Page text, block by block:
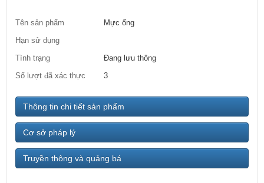
Tên sản phẩm
Mực ống
Hạn sử dụng
Tình trạng
Đang lưu thông
Số lượt đã xác thực
3
Thông tin chi tiết sản phẩm
Cơ sở pháp lý
Truyền thông và quảng bá